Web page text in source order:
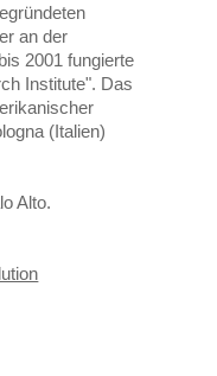
an der
2001 fungierte
Institute". Das
(Italien)
Alto.